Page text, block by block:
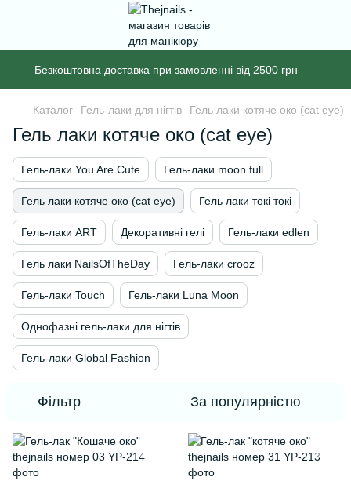
Безкоштовна доставка при замовленні від 2500 грн
Каталог Гель-лаки для нігтів Гель лаки котяче око (cat eye)
Гель лаки котяче око (cat eye)
Гель-лаки You Are Cute Гель-лаки moon full
Гель лаки котяче око (cat eye) Гель лаки токі токі
Гель-лаки ART Декоративні гелі Гель-лаки edlen
Гель лаки NailsOfTheDay Гель-лаки crooz
Гель-лаки Touch Гель-лаки Luna Moon
Однофазні гель-лаки для нігтів
Гель-лаки Global Fashion
Фільтр За популярністю